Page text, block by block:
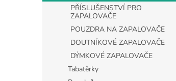
PŘÍSLUŠENSTVÍ PRO
ZAPALOVAČE
POUZDRA NA ZAPALOVAČE
DOUTNÍKOVÉ ZAPALOVAČE
DÝMKOVÉ ZAPALOVAČE
Tabatěrky